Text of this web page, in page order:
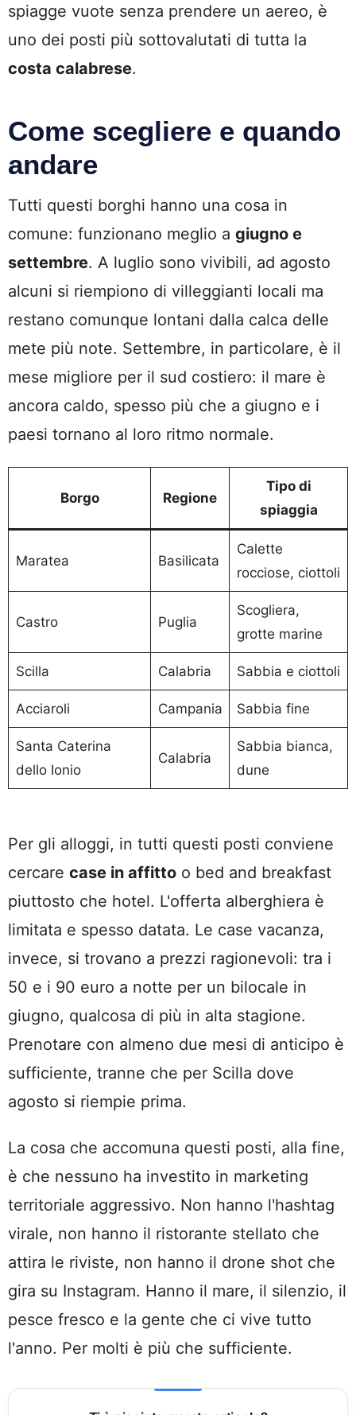
spiagge vuote senza prendere un aereo, è
uno dei posti più sottovalutati di tutta la
costa calabrese.
Come scegliere e quando
andare
Tutti questi borghi hanno una cosa in
comune: funzionano meglio a giugno e
settembre. A luglio sono vivibili, ad agosto
alcuni si riempiono di villeggianti locali ma
restano comunque lontani dalla calca delle
mete più note. Settembre, in particolare, è il
mese migliore per il sud costiero: il mare è
ancora caldo, spesso più che a giugno e i
paesi tornano al loro ritmo normale.
Borgo Regione
Tipo di
spiaggia
Maratea Basilicata
Calette
rocciose, ciottoli
Castro Puglia
Scogliera,
grotte marine
Scilla Calabria Sabbia e ciottoli
Acciaroli Campania Sabbia fine
Santa Caterina
dello Ionio
Calabria
Sabbia bianca,
dune
Per gli alloggi, in tutti questi posti conviene
cercare case in affitto o bed and breakfast
piuttosto che hotel. L'offerta alberghiera è
limitata e spesso datata. Le case vacanza,
invece, si trovano a prezzi ragionevoli: tra i
50 e i 90 euro a notte per un bilocale in
giugno, qualcosa di più in alta stagione.
Prenotare con almeno due mesi di anticipo è
sufficiente, tranne che per Scilla dove
agosto si riempie prima.
La cosa che accomuna questi posti, alla fine,
è che nessuno ha investito in marketing
territoriale aggressivo. Non hanno l'hashtag
virale, non hanno il ristorante stellato che
attira le riviste, non hanno il drone shot che
gira su Instagram. Hanno il mare, il silenzio, il
pesce fresco e la gente che ci vive tutto
l'anno. Per molti è più che sufficiente.